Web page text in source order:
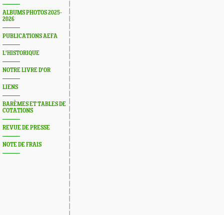
ALBUMS PHOTOS 2025-
2026
PUBLICATIONS AEFA
L'HISTORIQUE
NOTRE LIVRE D'OR
LIENS
BARÈMES ET TABLES DE
COTATIONS
REVUE DE PRESSE
NOTE DE FRAIS